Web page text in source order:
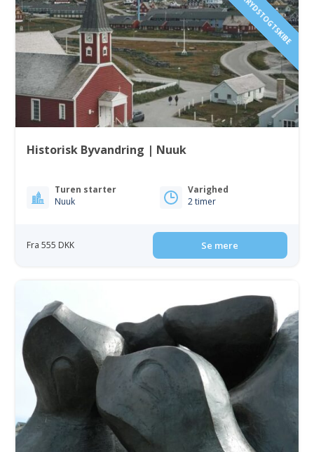
Historisk Byvandring | Nuuk
Turen starter
Nuuk
Varighed
2 timer
Fra 555 DKK Se mere